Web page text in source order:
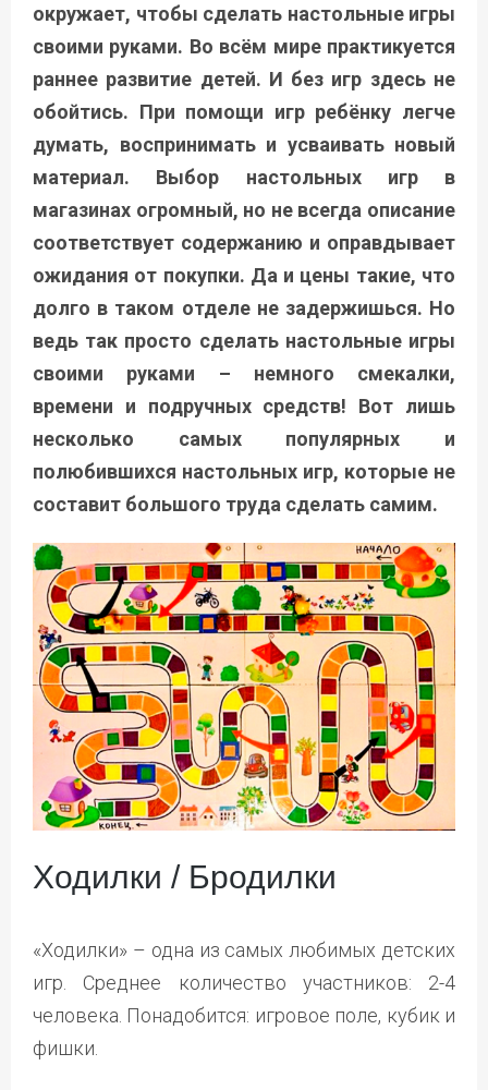
окружает, чтобы сделать настольные игры
своими руками. Во всём мире практикуется
раннее развитие детей. И без игр здесь не
обойтись. При помощи игр ребёнку легче
думать, воспринимать и усваивать новый
материал. Выбор настольных игр в
магазинах огромный, но не всегда описание
соответствует содержанию и оправдывает
ожидания от покупки. Да и цены такие, что
долго в таком отделе не задержишься. Но
ведь так просто сделать настольные игры
своими руками – немного смекалки,
времени и подручных средств! Вот лишь
несколько самых популярных и
полюбившихся настольных игр, которые не
составит большого труда сделать самим.
Ходилки / Бродилки
«Ходилки» – одна из самых любимых детских
игр. Среднее количество участников: 2-4
человека. Понадобится: игровое поле, кубик и
фишки.